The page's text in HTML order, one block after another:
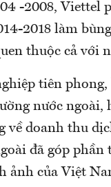
-2008, Viettel
2018 làm
thuộc cả với
tiên
nước ngoài,
về doanh thu
đã góp
ảnh của Việt